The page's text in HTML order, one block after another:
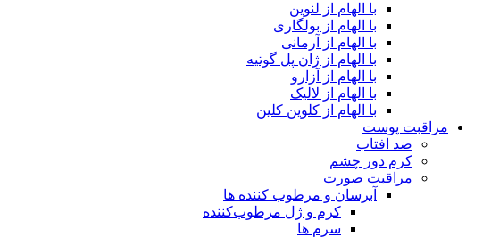
با الهام از لنوین
با الهام از بولگاری
با الهام از آرمانی
با الهام از ژان پل گوتیه
با الهام از آزارو
با الهام از لالیک
با الهام از کلوین کلین
مراقبت پوست
ضد افتاب
کرم دور چشم
مراقبت صورت
آبرسان و مرطوب کننده ها
کرم و ژل مرطوب‌کننده
سرم ها